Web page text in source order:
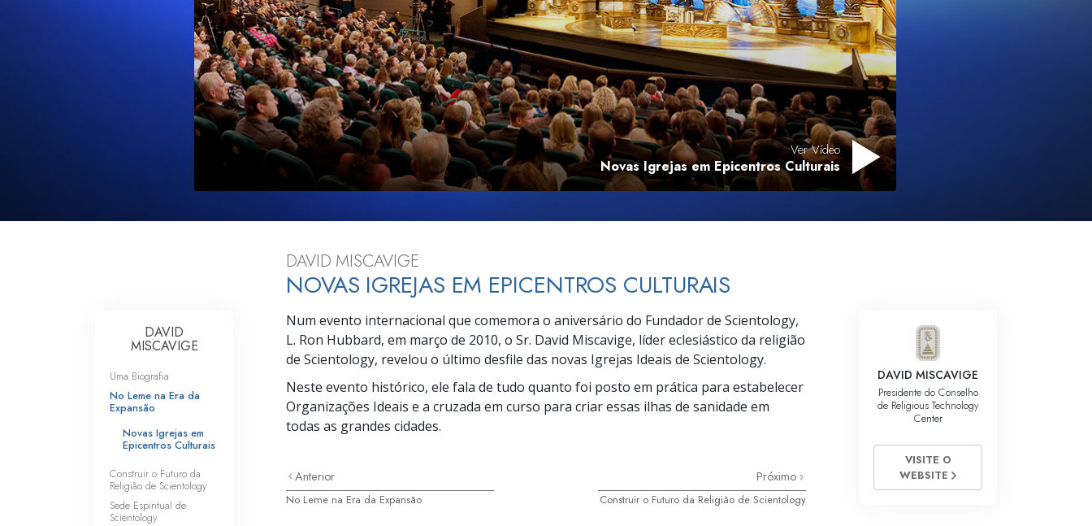
O que é a Grandeza?
Respostas às Drogas
Crianças
Ferramentas para o Local do Trabalho
Ética e as Condições
A Causa da Supressão
Investigações
Ver Vídeo
Novas Igrejas em Epicentros Culturais
DAVID MISCAVIGE
NOVAS IGREJAS EM EPICENTROS CULTURAIS
Num evento internacional que comemora o aniversário do Fundador de Scientology,
L. Ron Hubbard, em março de 2010, o Sr. David Miscavige, líder eclesiástico da religião
de Scientology, revelou o último desfile das novas Igrejas Ideais de Scientology.
Neste evento histórico, ele fala de tudo quanto foi posto em prática para estabelecer
Organizações Ideais e a cruzada em curso para criar essas ilhas de sanidade em
todas as grandes cidades.
Anterior
No Leme na Era da Expansão
Próximo
Construir o Futuro da Religião de Scientology
DAVID
MISCAVIGE
Uma Biografia
No Leme na Era da
Expansão
Novas Igrejas em
Epicentros Culturais
Construir o Futuro da
Religião de Scientology
Sede Espiritual de
Scientology
DAVID MISCAVIGE
Presidente do Conselho
de Religious Technology
Center
VISITE O
WEBSITE